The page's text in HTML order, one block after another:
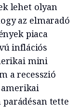
lehet olyan
az elmaradó
piaca
inflációs
mini
a recesszió
amerikai
tette